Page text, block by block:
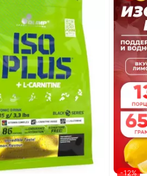
-12%